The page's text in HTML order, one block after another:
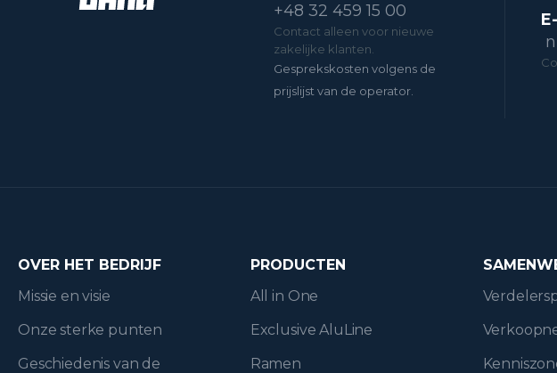
+48 32 459 15 00
Contact alleen voor nieuwe
zakelijke klanten.
Gesprekskosten volgens de
prijslijst van de operator.
OVER HET BEDRIJF
Missie en visie
Onze sterke punten
Geschiedenis van de
PRODUCTEN
All in One
Exclusive AluLine
Ramen